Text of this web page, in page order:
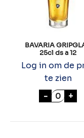
BAVARIA
25cl ds a 12
Log in om de
te zien
-
+